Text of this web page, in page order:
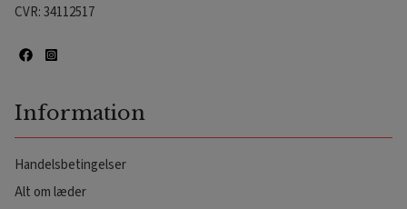
CVR: 34112517
Information
Handelsbetingelser
Alt om læder